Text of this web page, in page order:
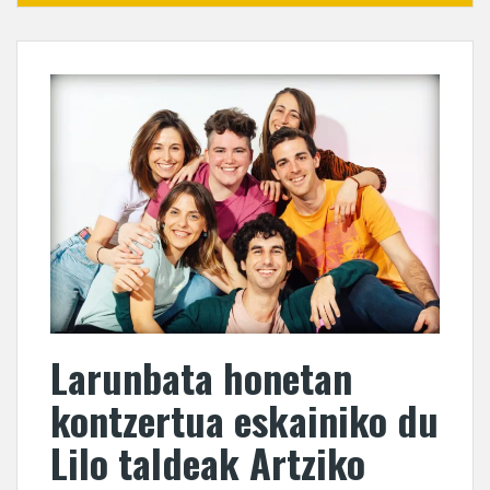
Larunbata honetan
kontzertua eskainiko du
Lilo taldeak Artziko